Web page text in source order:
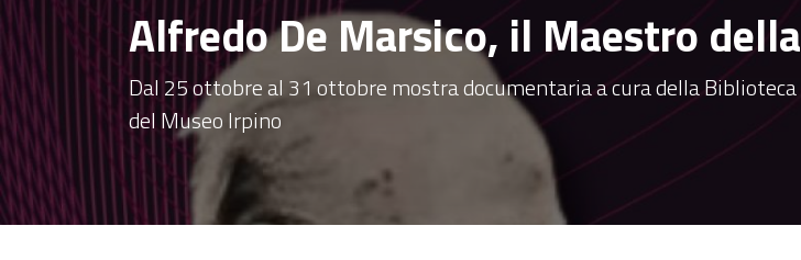
Alfredo De Marsico, il Maestro
Dal 25 ottobre al 31 ottobre mostra documentaria a cura della
del Museo Irpino